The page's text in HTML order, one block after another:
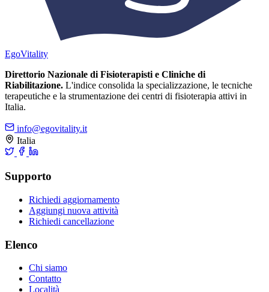
EgoVitality
Direttorio Nazionale di Fisioterapisti e Cliniche di
Riabilitazione. L'indice consolida la specializzazione, le tecniche
terapeutiche e la strumentazione dei centri di fisioterapia attivi in
Italia.
info@egovitality.it
Italia
Supporto
Richiedi aggiornamento
Aggiungi nuova attività
Richiedi cancellazione
Elenco
Chi siamo
Contatto
Località